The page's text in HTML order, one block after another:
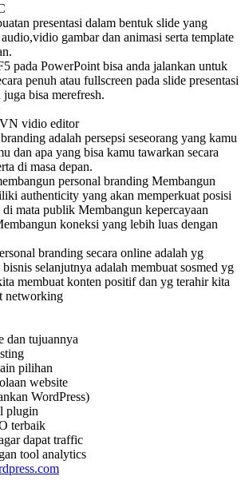
presentasi dalam bentuk slide yang
gambar dan animasi serta template
pada PowerPoint bisa anda jalankan untuk
penuh atau fullscreen pada slide presentasi
bisa merefresh.
vidio editor
adalah persepsi seseorang yang kamu
dan apa yang bisa kamu tawarkan secara
di masa depan.
personal branding Membangun
authenticity yang akan memperkuat posisi
mata publik Membangun kepercayaan
koneksi yang lebih luas dengan
branding secara online adalah yg
selanjutnya adalah membuat sosmed yg
membuat konten positif dan yg terahir kita
networking
dan tujuannya
pilihan
website
WordPress)
plugin
terbaik
dapat traffic
tool analytics